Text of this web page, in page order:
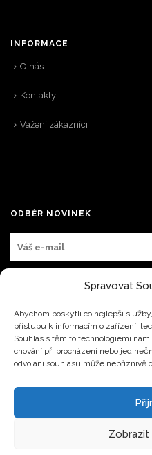
Spravovat
Abychom poskytli co nejlepší
přístupu k informacím o zařízení,
Souhlas s těmito technologiemi
chování při procházení nebo
odvolání souhlasu může nepříznivě
INFORMACE
O nás
Kontakty
Vážení zákazníci
ODBĚR NOVINEK
JUDr. Krpaty 645